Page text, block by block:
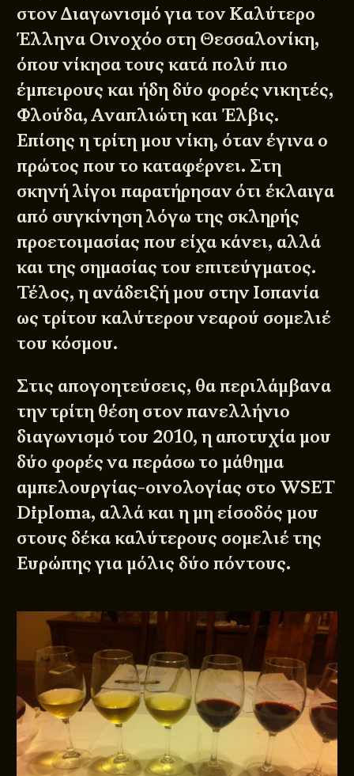
στον Διαγωνισμό για τον Καλύτερο
Έλληνα Οινοχόο στη Θεσσαλονίκη,
όπου νίκησα τους κατά πολύ πιο
έμπειρους και ήδη δύο φορές νικητές,
Φλούδα, Αναπλιώτη και Έλβις.
Επίσης η τρίτη μου νίκη, όταν έγινα ο
πρώτος που το καταφέρνει. Στη
σκηνή λίγοι παρατήρησαν ότι έκλαιγα
από συγκίνηση λόγω της σκληρής
προετοιμασίας που είχα κάνει, αλλά
και της σημασίας του επιτεύγματος.
Τέλος, η ανάδειξή μου στην Ισπανία
ως τρίτου καλύτερου νεαρού σομελιέ
του κόσμου.
Στις απογοητεύσεις, θα περιλάμβανα
την τρίτη θέση στον πανελλήνιο
διαγωνισμό του 2010, η αποτυχία μου
δύο φορές να περάσω το μάθημα
αμπελουργίας-οινολογίας στο WSET
Diploma, αλλά και η μη είσοδός μου
στους δέκα καλύτερους σομελιέ της
Ευρώπης για μόλις δύο πόντους.